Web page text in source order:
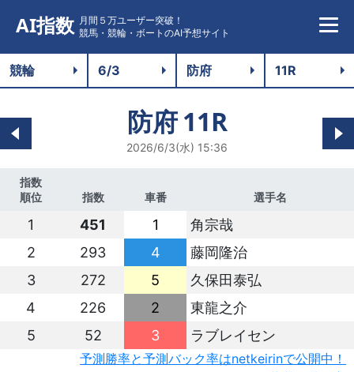
AI指数 月間５万ユーザー突破！
競馬・競輪・ボートのAI予想サイト
防府11R
2026/6/3(水) 15:36
指数
順位
指数 車番 選手名
1 451 1
角宗哉
2
293 4
藤岡隆治
3
272 5
久保田泰弘
4
226 2
東龍之介
5
52 3 ラブレイセン
予測勝率と予測バック率はnetkeirinで公開中！